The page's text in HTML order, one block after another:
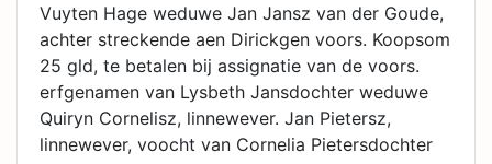
Vuyten Hage weduwe Jan Jansz van der Goude,
achter streckende aen Dirickgen voors. Koopsom
25 gld, te betalen bij assignatie van de voors.
erfgenamen van Lysbeth Jansdochter weduwe
Quiryn Cornelisz, linnewever. Jan Pietersz,
linnewever, voocht van Cornelia Pietersdochter